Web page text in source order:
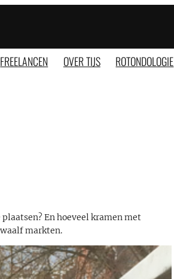
FREELANCEN OVER TIJS ROTONDOLOGIE
En hoeveel kramen met
markten.